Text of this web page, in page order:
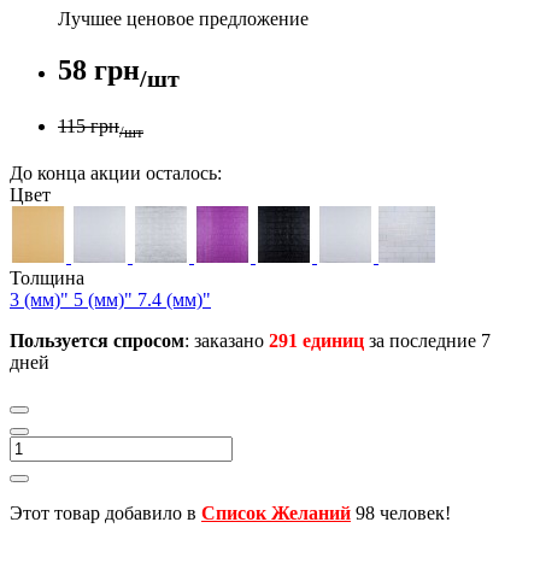
Лучшее ценовое предложение
58 грн/шт
115 грн/шт
До конца акции осталось:
Цвет
Толщина
3 (мм)" 5 (мм)" 7.4 (мм)"
Пользуется спросом: заказано 291 единиц за последние 7
дней
Этот товар добавило в Список Желаний 98 человек!